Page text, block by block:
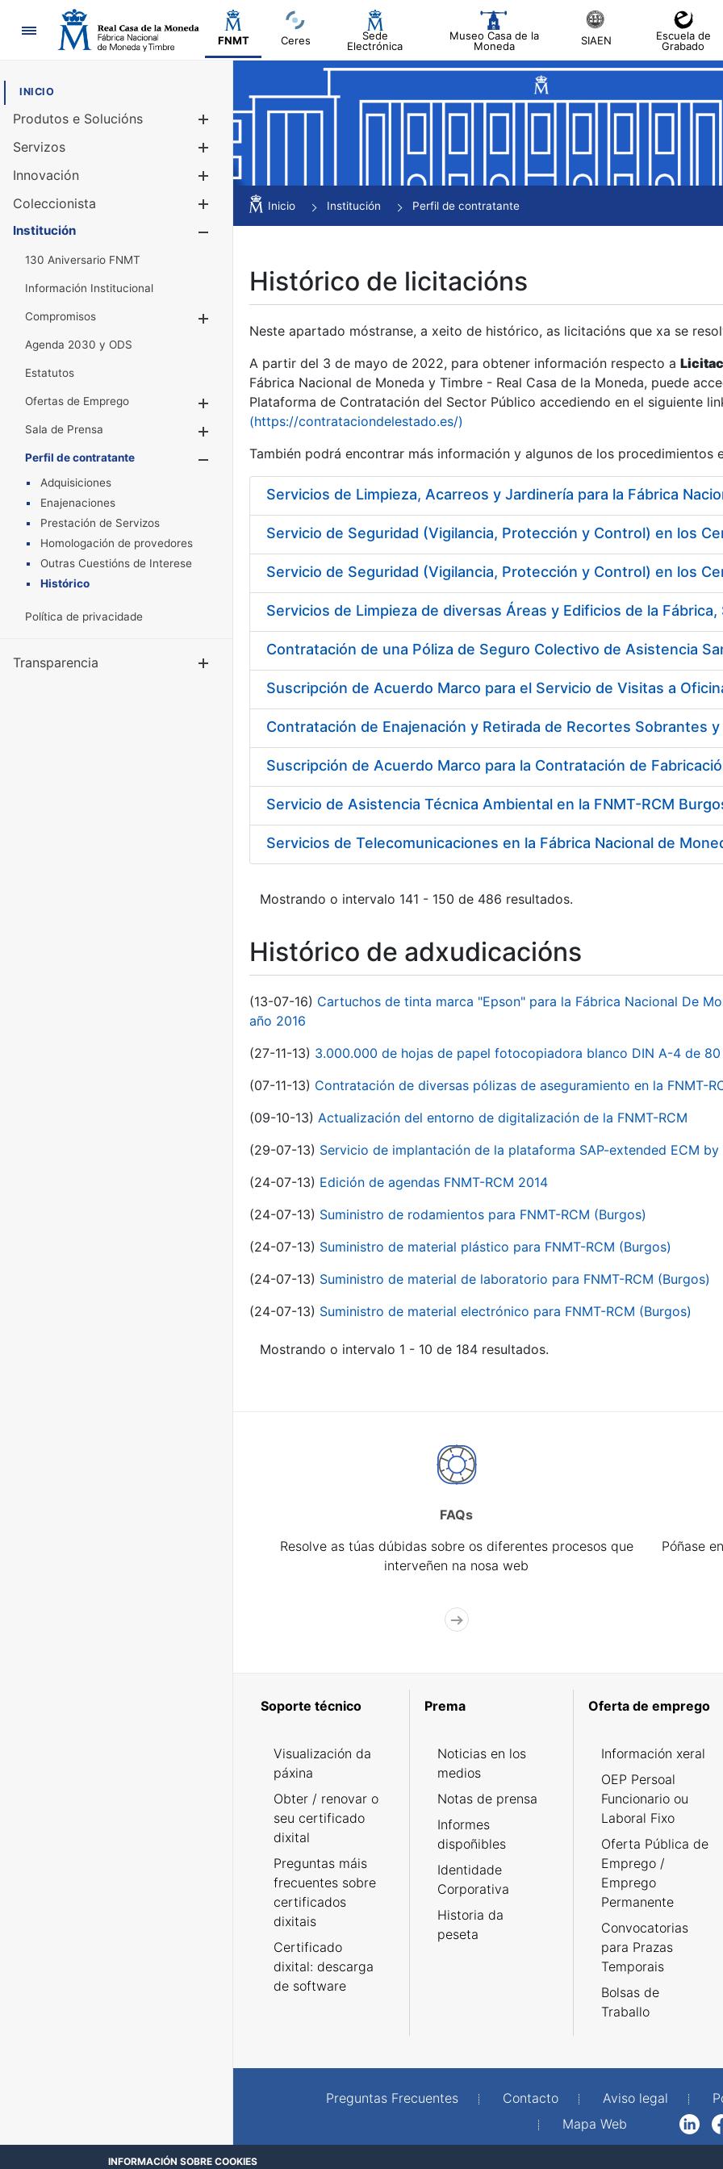
Navegación
FNMT Ceres
Sede
Electrónica
Museo Casa de la
Moneda
SIAEN
Escuela de
Grabado
INICIO
Produtos e Solucións
Mostrar/Ocultar
Servizos
Innovación
Coleccionista
Mostrar/Ocultar
Institución
130 Aniversario FNMT
Información Institucional
Compromisos
Agenda 2030 y ODS
Estatutos
Ofertas de Emprego
Mostrar/Ocultar
Sala de Prensa
Mostrar/Ocultar
Perfil de contratante
Mostrar/Ocultar
Adquisiciones
Enajenaciones
Prestación de Servizos
Homologación de provedores
Outras Cuestións de Interese
Histórico
Política de privacidade
Transparencia
Inicio Institución Perfil de contratante
Histórico de licitacións
Neste apartado móstranse, a xeito de histórico, as licitacións que xa se
A partir del 3 de mayo de 2022, para obtener información respecto a
Fábrica Nacional de Moneda y Timbre - Real Casa de la Moneda, puede
Plataforma de Contratación del Sector Público accediendo en el siguiente
(https://contrataciondelestado.es/)
También podrá encontrar más información y algunos de los procedimientos
Servicio de Seguridad (Vigilancia, Protección y Control) en los
Servicio de Seguridad (Vigilancia, Protección y Control) en los
Contratación de una Póliza de Seguro Colectivo de Asistencia
Suscripción de Acuerdo Marco para el Servicio de Visitas a
Suscripción de Acuerdo Marco para la Contratación de
Servicio de Asistencia Técnica Ambiental en la FNMT-RCM
Servicios de Telecomunicaciones en la Fábrica Nacional de
Mostrando o intervalo 141 - 150 de 486 resultados.
Histórico de adxudicacións
(13-07-16) Cartuchos de tinta marca "Epson" para la Fábrica Nacional De
año 2016
(27-11-13) 3.000.000 de hojas de papel fotocopiadora blanco DIN A-4 de 80
(07-11-13) Contratación de diversas pólizas de aseguramiento en la FNMT-
(09-10-13) Actualización del entorno de digitalización de la FNMT-RCM
(29-07-13) Servicio de implantación de la plataforma SAP-extended ECM by
(24-07-13) Edición de agendas FNMT-RCM 2014
(24-07-13) Suministro de rodamientos para FNMT-RCM (Burgos)
(24-07-13) Suministro de material plástico para FNMT-RCM (Burgos)
(24-07-13) Suministro de material de laboratorio para FNMT-RCM (Burgos)
(24-07-13) Suministro de material electrónico para FNMT-RCM (Burgos)
Mostrando o intervalo 1 - 10 de 184 resultados.
FAQs
Resolve as túas dúbidas sobre os diferentes procesos que
interveñen na nosa web
Póñase
Soporte técnico
Visualización da
páxina
Obter / renovar o
seu certificado
dixital
Preguntas máis
frecuentes sobre
certificados
dixitais
Certificado
dixital: descarga
de software
Prema
Noticias en los
medios
Notas de prensa
Informes
dispoñibles
Identidade
Corporativa
Historia da
peseta
Oferta de emprego
Información xeral
OEP Persoal
Funcionario ou
Laboral Fixo
Oferta Pública de
Emprego /
Emprego
Permanente
Convocatorias
para Prazas
Temporais
Bolsas de
Traballo
Preguntas Frecuentes Contacto Aviso legal
Mapa Web
LinkedInFacebook
INFORMACIÓN SOBRE COOKIES